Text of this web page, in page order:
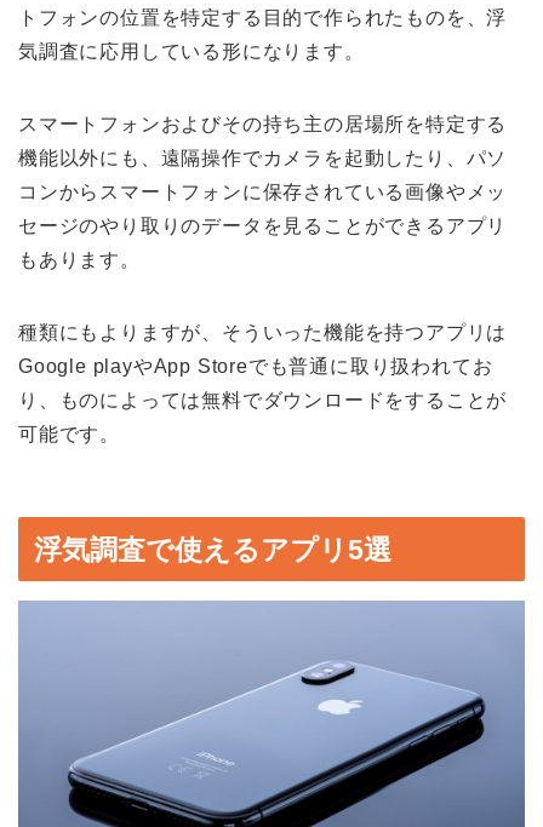
トフォンの位置を特定する目的で作られたものを、浮
気調査に応用している形になります。
スマートフォンおよびその持ち主の居場所を特定する
機能以外にも、遠隔操作でカメラを起動したり、パソ
コンからスマートフォンに保存されている画像やメッ
セージのやり取りのデータを見ることができるアプリ
もあります。
種類にもよりますが、そういった機能を持つアプリは
Google playやApp Storeでも普通に取り扱われてお
り、ものによっては無料でダウンロードをすることが
可能です。
浮気調査で使えるアプリ5選